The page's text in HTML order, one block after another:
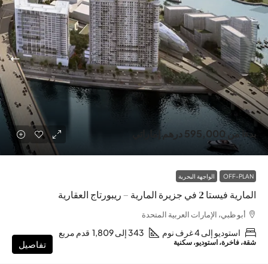
بدءا من595,000 درهم إماراتي
OFF-PLAN الواجهة البحرية
المارية فيستا 2 في جزيرة المارية – ريبورتاج العقارية
أبو ظبي، الإمارات العربية المتحدة
استوديو إلى 4 غرف نوم 343 إلى 1,809 قدم مربع
شقة، فاخرة، استوديو، سكنية تفاصيل